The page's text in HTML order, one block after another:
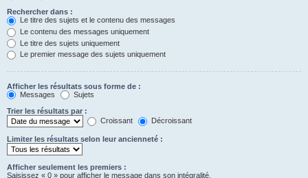
Rechercher dans :
Le titre des sujets et le contenu des messages
Le contenu des messages uniquement
Le titre des sujets uniquement
Le premier message des sujets uniquement
Afficher les résultats sous forme de :
Messages
Sujets
Trier les résultats par :
Croissant
Décroissant
Limiter les résultats selon leur ancienneté :
Afficher seulement les premiers :
Saisissez « 0 » pour afficher le message dans son intégralité.